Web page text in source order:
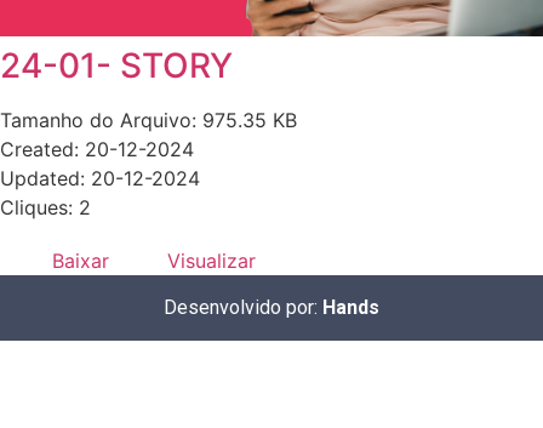
24-01- STORY
Tamanho do Arquivo: 975.35 KB
Created: 20-12-2024
Updated: 20-12-2024
Cliques: 2
Baixar Visualizar
Desenvolvido por: Hands